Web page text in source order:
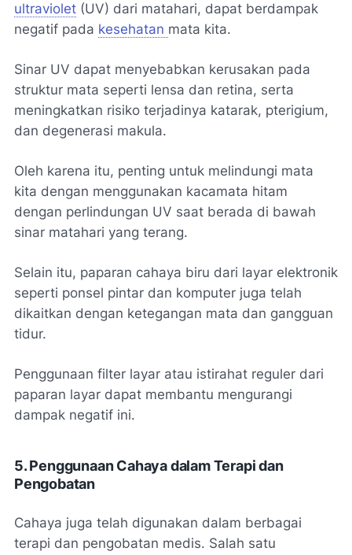
ultraviolet (UV) dari matahari, dapat berdampak
negatif pada kesehatan mata kita.
Sinar UV dapat menyebabkan kerusakan pada
struktur mata seperti lensa dan retina, serta
meningkatkan risiko terjadinya katarak, pterigium,
dan degenerasi makula.
Oleh karena itu, penting untuk melindungi mata
kita dengan menggunakan kacamata hitam
dengan perlindungan UV saat berada di bawah
sinar matahari yang terang.
Selain itu, paparan cahaya biru dari layar elektronik
seperti ponsel pintar dan komputer juga telah
dikaitkan dengan ketegangan mata dan gangguan
tidur.
Penggunaan filter layar atau istirahat reguler dari
paparan layar dapat membantu mengurangi
dampak negatif ini.
5. Penggunaan Cahaya dalam Terapi dan
Pengobatan
Cahaya juga telah digunakan dalam berbagai
terapi dan pengobatan medis. Salah satu